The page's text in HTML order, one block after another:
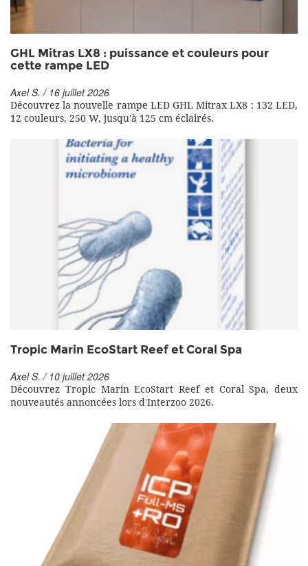
GHL Mitras LX8 : puissance et couleurs pour
cette rampe LED
Axel S. / 16 juillet 2026
Découvrez la nouvelle rampe LED GHL Mitrax LX8 : 132 LED,
12 couleurs, 250 W, jusqu'à 125 cm éclairés.
Tropic Marin EcoStart Reef et Coral Spa
Axel S. / 10 juillet 2026
Découvrez Tropic Marin EcoStart Reef et Coral Spa, deux
nouveautés annoncées lors d'Interzoo 2026.